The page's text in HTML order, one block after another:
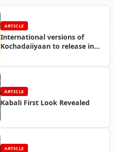
ARTICLE
International versions of
Kochadaiiyaan to release in
ARTICLE
Kabali First Look Revealed
ARTICLE